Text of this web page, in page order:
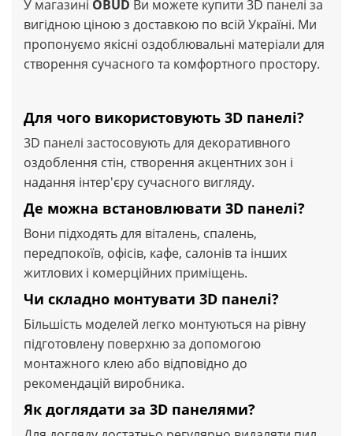
У магазині OBUD Ви можете купити 3D панелі за
вигідною ціною з доставкою по всій Україні. Ми
пропонуємо якісні оздоблювальні матеріали для
створення сучасного та комфортного простору.
Для чого використовують 3D панелі?
3D панелі застосовують для декоративного
оздоблення стін, створення акцентних зон і
надання інтер'єру сучасного вигляду.
Де можна встановлювати 3D панелі?
Вони підходять для віталень, спалень,
передпокоїв, офісів, кафе, салонів та інших
житлових і комерційних приміщень.
Чи складно монтувати 3D панелі?
Більшість моделей легко монтуються на рівну
підготовлену поверхню за допомогою
монтажного клею або відповідно до
рекомендацій виробника.
Як доглядати за 3D панелями?